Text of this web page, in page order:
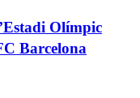
Olímpic
Barcelona